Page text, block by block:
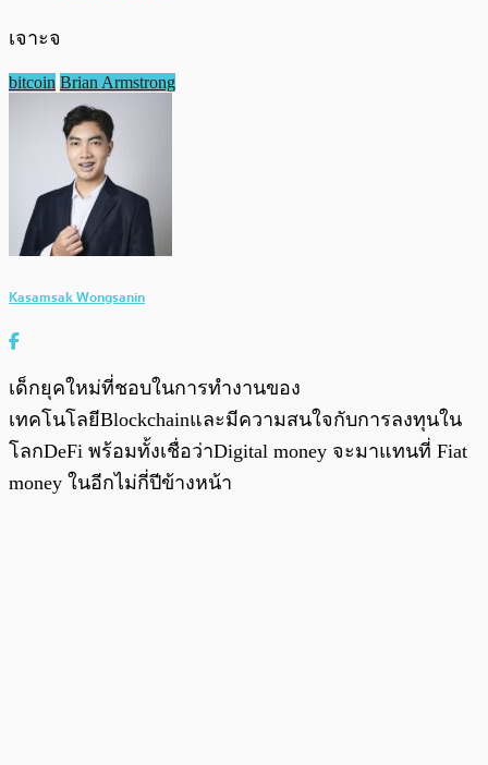
เจาะจ
bitcoin Brian Armstrong
Kasamsak Wongsanin
เด็กยุคใหม่ที่ชอบในการทำงานของ
เทคโนโลยีBlockchainและมีความสนใจกับการลงทุนใน
โลกDeFi พร้อมทั้งเชื่อว่าDigital money จะมาแทนที่ Fiat
money ในอีกไม่กี่ปีข้างหน้า